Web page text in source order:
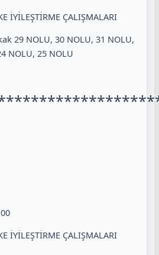
İYİLEŞTİRME ÇALIŞMALARI
29 NOLU, 30 NOLU, 31 NOLU,
NOLU, 25 NOLU
İYİLEŞTİRME ÇALIŞMALARI